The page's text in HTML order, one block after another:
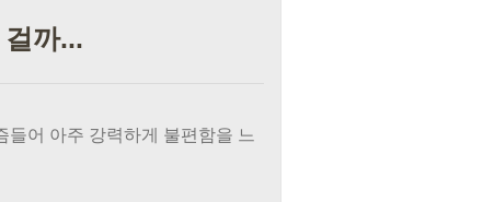
까...
어 아주 강력하게 불편함을 느